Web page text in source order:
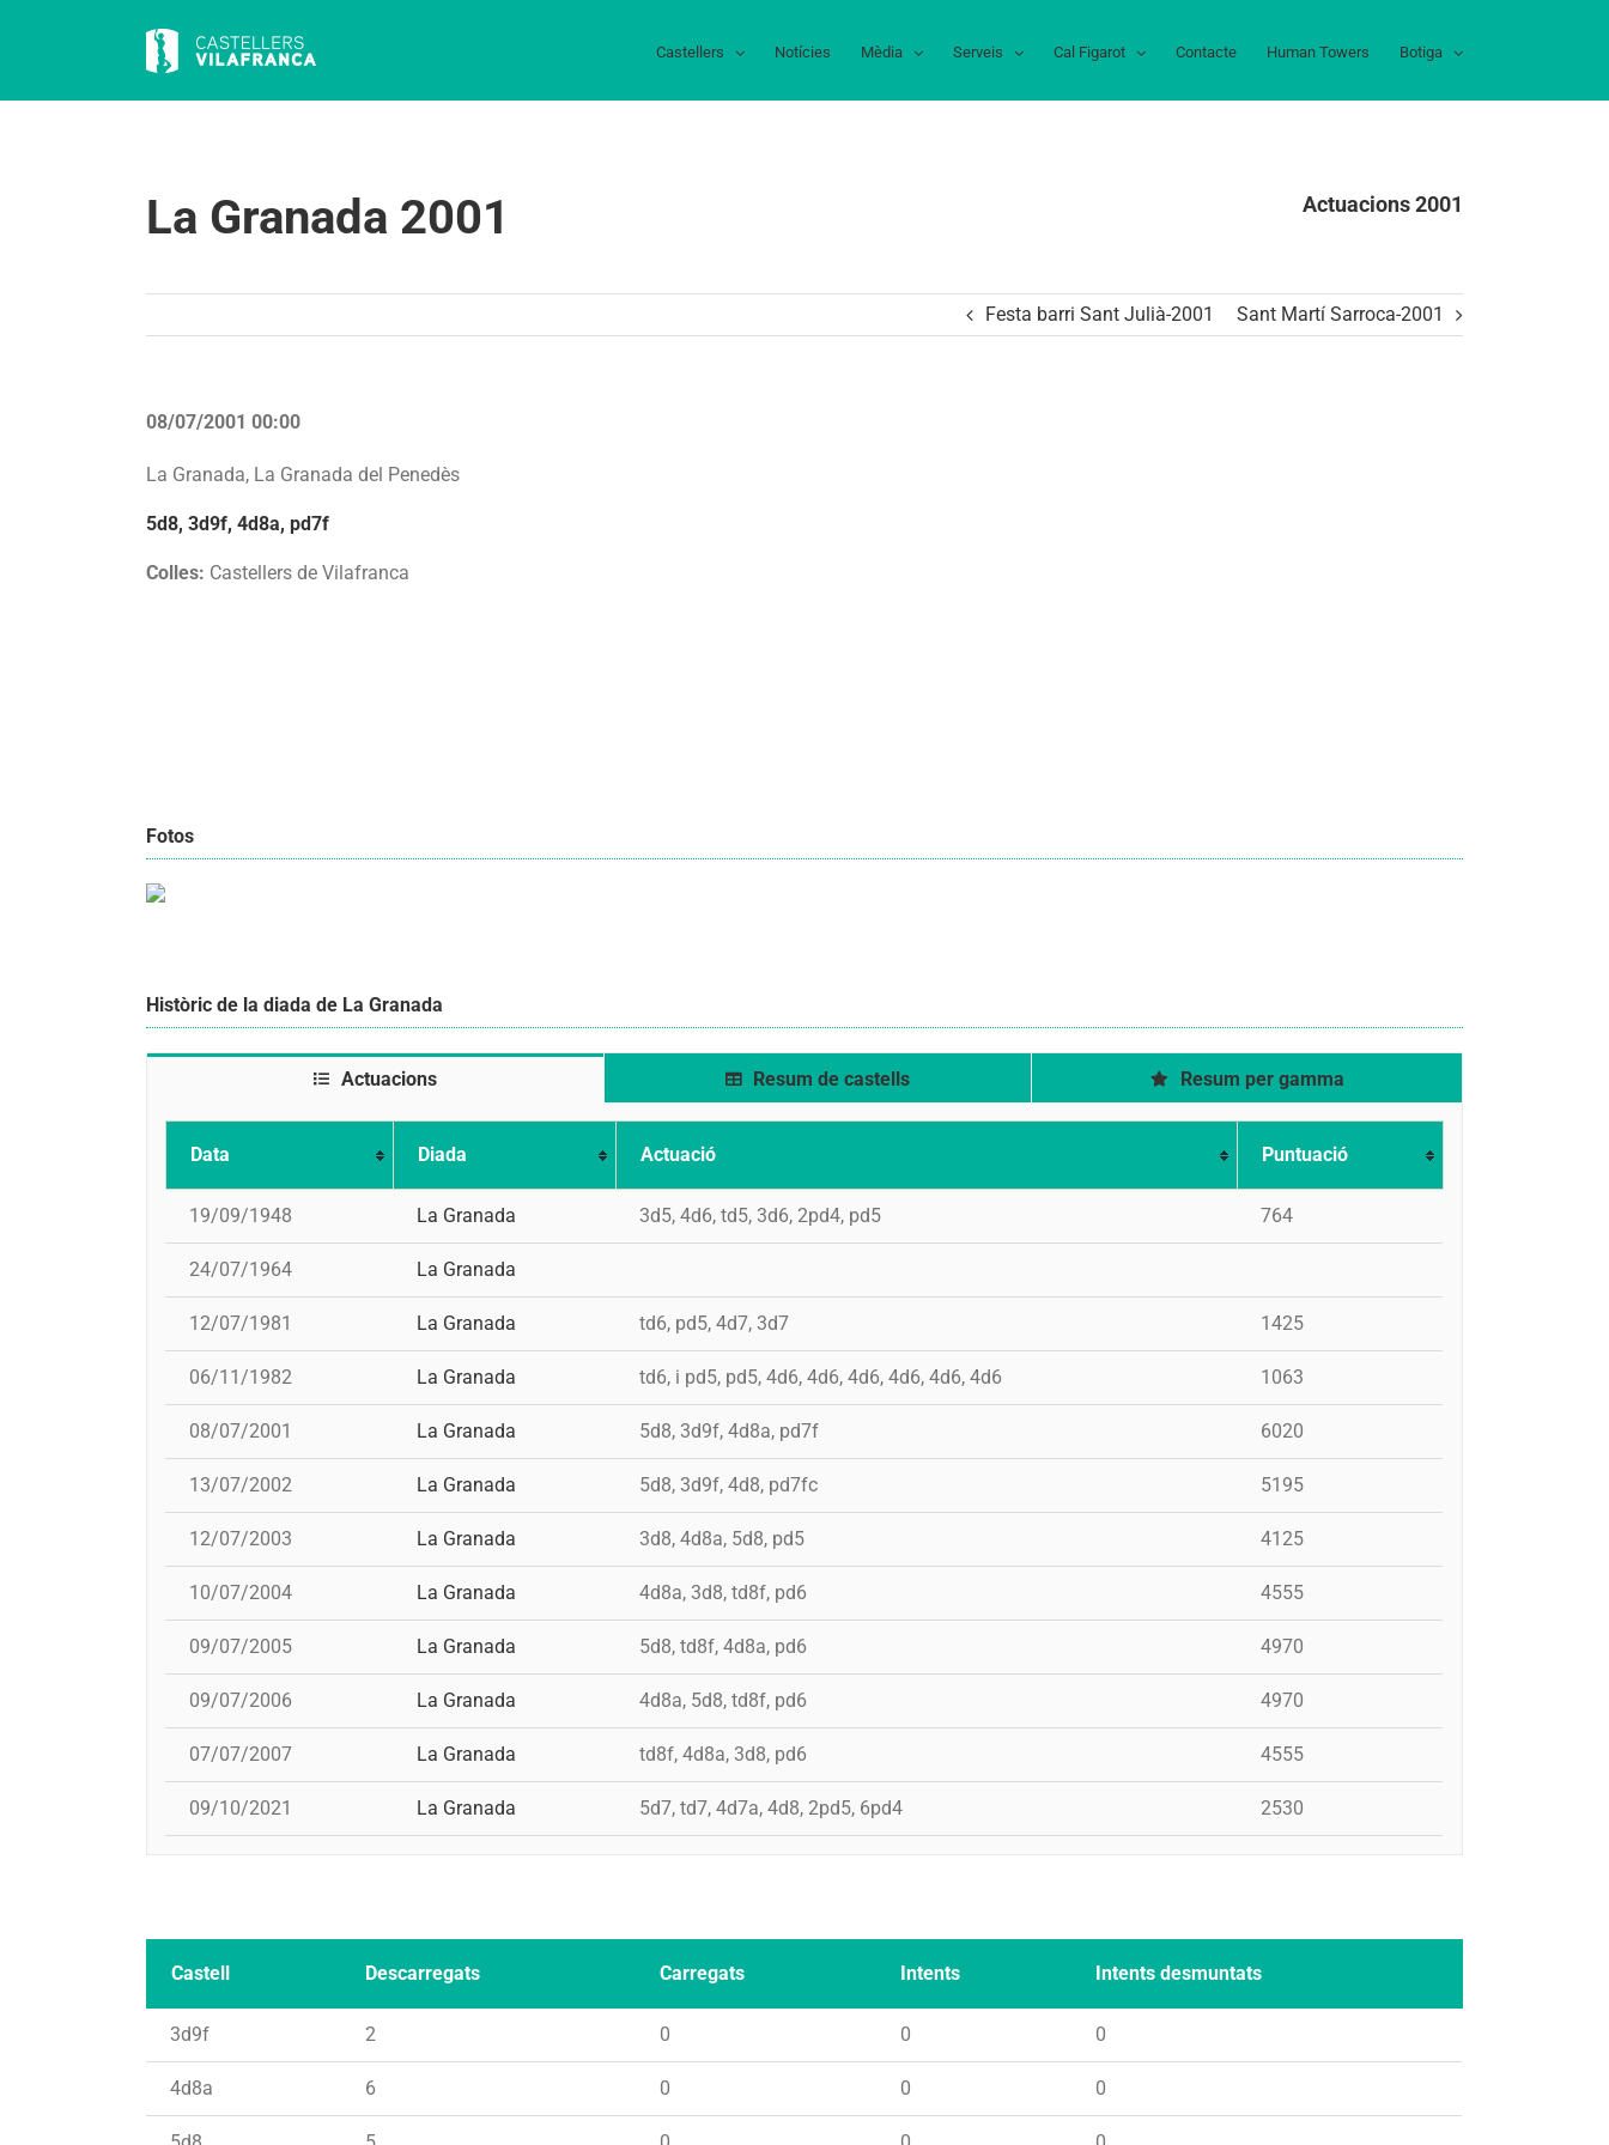
Castellers Notícies Mèdia Serveis Cal Figarot Contacte Human Towers Botiga
La Granada 2001 Actuacions 2001
Festa barri Sant Julià-2001 Sant Martí Sarroca-2001
08/07/2001 00:00
La Granada, La Granada del Penedès
5d8, 3d9f, 4d8a, pd7f
Colles: Castellers de Vilafranca
Fotos
Històric de la diada de La Granada
Actuacions Resum de castells Resum per gamma
Data Diada Actuació Puntuació
19/09/1948 La Granada 3d5, 4d6, td5, 3d6, 2pd4, pd5 764
24/07/1964 La Granada
12/07/1981 La Granada td6, pd5, 4d7, 3d7 1425
06/11/1982 La Granada td6, i pd5, pd5, 4d6, 4d6, 4d6, 4d6, 4d6, 4d6 1063
08/07/2001 La Granada 5d8, 3d9f, 4d8a, pd7f 6020
13/07/2002 La Granada 5d8, 3d9f, 4d8, pd7fc 5195
12/07/2003 La Granada 3d8, 4d8a, 5d8, pd5 4125
10/07/2004 La Granada 4d8a, 3d8, td8f, pd6 4555
09/07/2005 La Granada 5d8, td8f, 4d8a, pd6 4970
09/07/2006 La Granada 4d8a, 5d8, td8f, pd6 4970
07/07/2007 La Granada td8f, 4d8a, 3d8, pd6 4555
09/10/2021 La Granada 5d7, td7, 4d7a, 4d8, 2pd5, 6pd4 2530
Castell Descarregats Carregats Intents Intents desmuntats
3d9f 2 0 0 0
4d8a 6 0 0 0